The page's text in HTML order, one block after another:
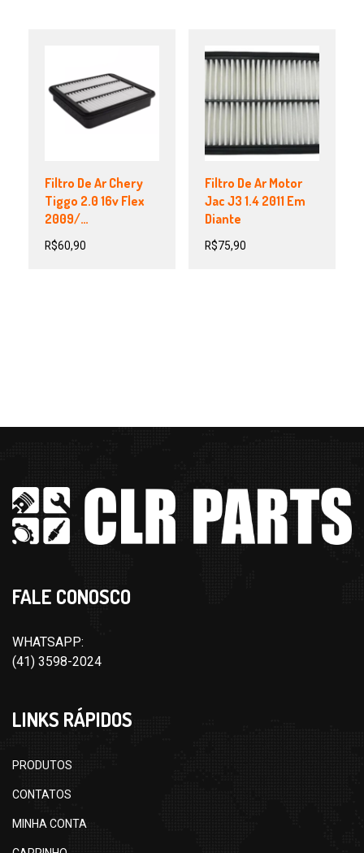
Filtro De Ar Chery
Tiggo 2.0 16v Flex
2009/…
R$60,90
Filtro De Ar Motor
Jac J3 1.4 2011 Em
Diante
R$75,90
FALE CONOSCO
WHATSAPP:
(41) 3598-2024
LINKS RÁPIDOS
PRODUTOS
CONTATOS
MINHA CONTA